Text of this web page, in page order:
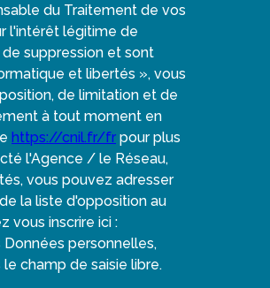
du Traitement de vos
l'intérêt légitime de
suppression et sont
et libertés », vous
de limitation et de
à tout moment en
https://cnil.fr/fr pour plus
l'Agence / le Réseau,
vous pouvez adresser
la liste d'opposition au
vous inscrire ici :
personnelles,
champ de saisie libre.